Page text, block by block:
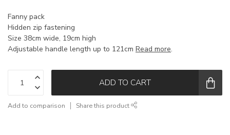
Fanny pack
Hidden zip fastening
Size 38cm wide, 19cm high
Adjustable handle length up to 121cm Read more.
ADD TO CART
Add to comparison Share this product